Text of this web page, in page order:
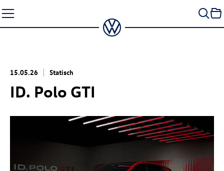
Seiteninhalt
springen
15.05.26 Statisch
ID. Polo GTI